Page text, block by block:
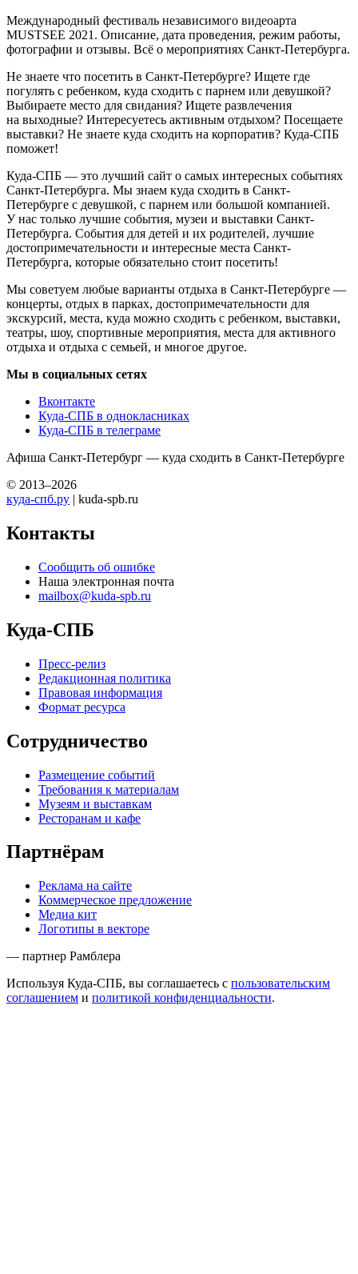
Международный фестиваль независимого видеоарта
MUSTSEE 2021. Описание, дата проведения, режим работы,
фотографии и отзывы. Всё о мероприятиях Санкт-Петербурга.
Не знаете что посетить в Санкт-Петербурге? Ищете где
погулять с ребенком, куда сходить с парнем или девушкой?
Выбираете место для свидания? Ищете развлечения
на выходные? Интересуетесь активным отдыхом? Посещаете
выставки? Не знаете куда сходить на корпоратив? Куда-СПБ
поможет!
Куда-СПБ — это лучший сайт о самых интересных событиях
Санкт-Петербурга. Мы знаем куда сходить в Санкт-
Петербурге с девушкой, с парнем или большой компанией.
У нас только лучшие события, музеи и выставки Санкт-
Петербурга. События для детей и их родителей, лучшие
достопримечательности и интересные места Санкт-
Петербурга, которые обязательно стоит посетить!
Мы советуем любые варианты отдыха в Санкт-Петербурге —
концерты, отдых в парках, достопримечательности для
экскурсий, места, куда можно сходить с ребенком, выставки,
театры, шоу, спортивные мероприятия, места для активного
отдыха и отдыха с семьей, и многое другое.
Мы в социальных сетях
Вконтакте
Куда-СПБ в однокласниках
Куда-СПБ в телеграме
Афиша Санкт-Петербург — куда сходить в Санкт-Петербурге
© 2013–2026
куда-спб.ру | kuda-spb.ru
Контакты
Сообщить об ошибке
Наша электронная почта
mailbox@kuda-spb.ru
Куда-СПБ
Пресс-релиз
Редакционная политика
Правовая информация
Формат ресурса
Сотрудничество
Размещение событий
Требования к материалам
Музеям и выставкам
Ресторанам и кафе
Партнёрам
Реклама на сайте
Коммерческое предложение
Медиа кит
Логотипы в векторе
— партнер Рамблера
Используя Куда-СПБ, вы соглашаетесь с пользовательским
соглашением и политикой конфиденциальности.